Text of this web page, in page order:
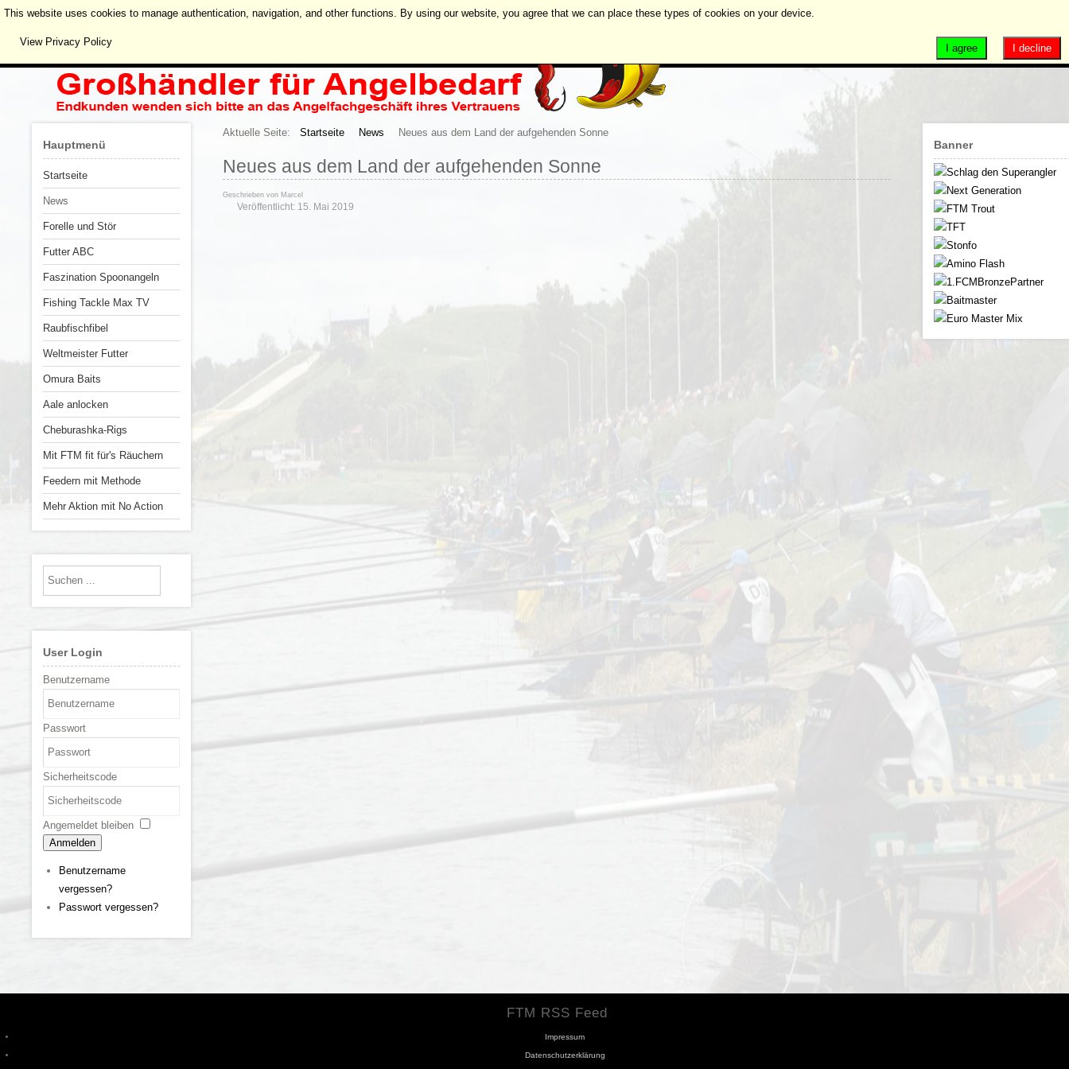
Hauptmenü
Startseite
News
Forelle und Stör
Futter ABC
Faszination Spoonangeln
Fishing Tackle Max TV
Raubfischfibel
Weltmeister Futter
Omura Baits
Aale anlocken
Cheburashka-Rigs
Mit FTM fit für's Räuchern
Feedern mit Methode
Mehr Aktion mit No Action
User Login
Benutzername
Passwort
Sicherheitscode
Angemeldet bleiben
Anmelden
Benutzername
vergessen?
Passwort vergessen?
Banner
Aktuelle Seite: Startseite News Neues aus dem Land der aufgehenden Sonne
Neues aus dem Land der aufgehenden Sonne
Geschrieben von Marcel
Veröffentlicht: 15. Mai 2019
FTM RSS Feed
Impressum
Datenschutzerklärung
This website uses cookies to manage authentication, navigation, and other functions. By using our website, you agree that we can place these types of cookies on your device.
View Privacy Policy
I decline
I agree